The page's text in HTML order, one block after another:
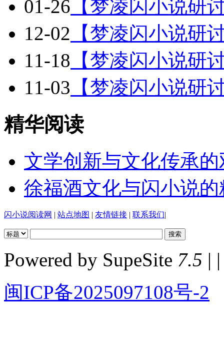
01-26 【梦凌闪小说研
12-02 【梦凌闪小说研
11-18 【梦凌闪小说研
11-03 【梦凌闪小说研
精华阅读
文学创新与文化传承
徐福酒文化与闪小说
闪小说阅读网 | 站点地图 | 友情链接 | 联系我们|
Powered by SupeSite 7.5 | |
闽ICP备2025097108号-2